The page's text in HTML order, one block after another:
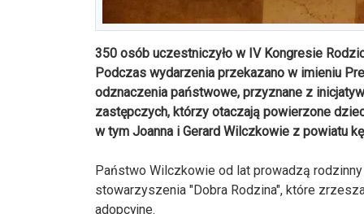
350 osób uczestniczyło w IV Kongresie
Podczas wydarzenia przekazano w imieniu
odznaczenia państwowe, przyznane z
zastępczych, którzy otaczają powierzone
w tym Joanna i Gerard Wilczkowie z powiatu
Państwo Wilczkowie od lat prowadzą
stowarzyszenia "Dobra Rodzina", które
adopcyjne.